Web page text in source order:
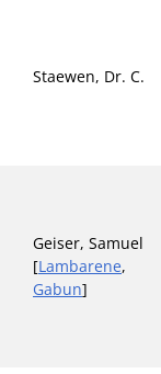
Staewen, Dr. C.
Geiser, Samuel
[Lambarene,
Gabun]